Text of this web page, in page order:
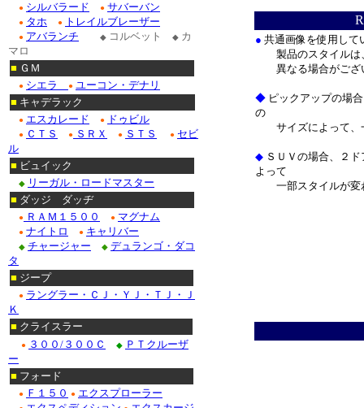
● 共通画像を使用して
製品のスタイルは
異なる場合がござ
◆ ピックアップの場
の
サイズによって、
◆ ＳＵＶの場合、２
よって
一部スタイルが変
● シルバラード ● サバーバン
● タホ ● トレイルブレーザー
● アバランチ ◆ コルベット ◆ カ
マロ
■ ＧＭ
● シエラ ● ユーコン・デナリ
■ キャデラック
● エスカレード ● ドゥビル
● ＣＴＳ ● ＳＲＸ ● ＳＴＳ ● セビ
ル
■ ビュイック
◆ リーガル・ロードマスター
■ ダッジ ダッヂ
● ＲＡＭ１５００ ● マグナム
● ナイトロ ● キャリバー
◆ チャージャー ◆ デュランゴ・ダコ
タ
■ ジープ
● ラングラー・ＣＪ・ＹＪ・ＴＪ・Ｊ
Ｋ
■ クライスラー
● ３００/３００Ｃ ◆ ＰＴクルーザ
ー
■ フォード
● Ｆ１５０ ● エクスプローラー